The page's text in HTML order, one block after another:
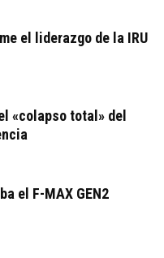
el liderazgo de la IRU
«colapso total» del
el F-MAX GEN2